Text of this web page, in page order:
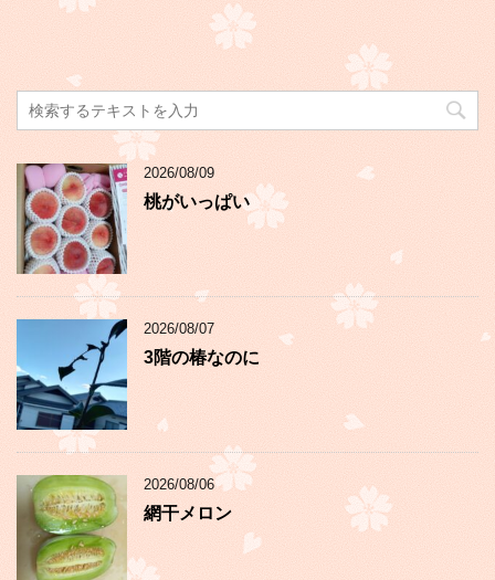
2026/08/09
桃がいっぱい
2026/08/07
3階の椿なのに
2026/08/06
網干メロン